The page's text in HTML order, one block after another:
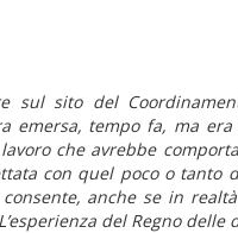
sul sito del
emersa, tempo fa, ma
che avrebbe
con quel poco o
anche se in
del Regno